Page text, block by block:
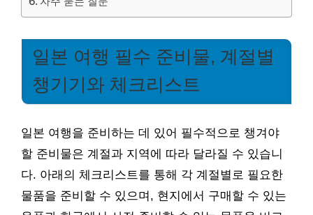
일본 여행 필수 준비물, 계절별
챙기기와 체크리스트
일본 여행을 준비하는 데 있어 필수적으로 챙겨야
할 준비물은 계절과 지역에 따라 달라질 수 있습니
다. 아래의 체크리스트를 통해 각 계절별로 필요한
물품을 준비할 수 있으며, 현지에서 구매할 수 있는